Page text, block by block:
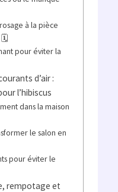
à la pièce
🗓️
pour éviter la
d’air :
l’hibiscus
dans la maison
le salon en
pour éviter le
rempotage et